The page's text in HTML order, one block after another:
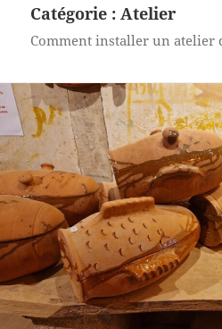
Catégorie :Atelier
Comment installer un atelier